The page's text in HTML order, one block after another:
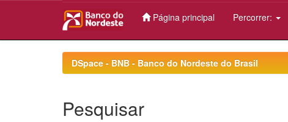
Página principal Percorrer:
DSpace - BNB - Banco do Nordeste do Brasil
Pesquisar